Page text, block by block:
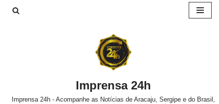
Imprensa 24h
Imprensa 24h - Acompanhe as Notícias de Aracaju, Sergipe e do Brasil,